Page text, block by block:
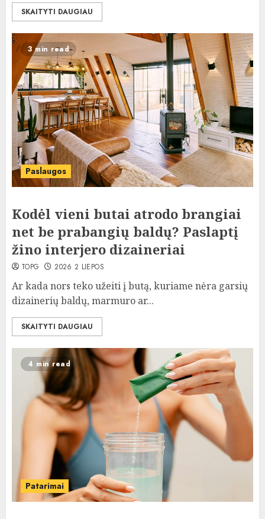
SKAITYTI DAUGIAU
3 min read
Paslaugos
Kodėl vieni butai atrodo brangiai
net be prabangių baldų? Paslaptį
žino interjero dizaineriai
TOPG 2026 2 LIEPOS
Ar kada nors teko užeiti į butą, kuriame nėra garsių
dizainerių baldų, marmuro ar...
SKAITYTI DAUGIAU
4 min read
Patarimai